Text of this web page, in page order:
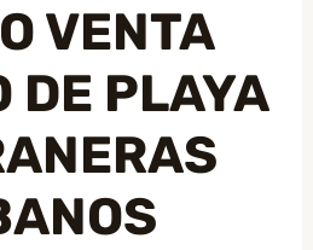
VENTA
DE PLAYA